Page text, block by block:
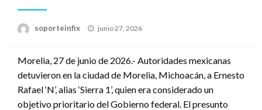
soporteinfix
Publicado
junio 27, 2026
Morelia, 27 de junio de 2026.- Autoridades mexicanas
detuvieron en la ciudad de Morelia, Michoacán, a Ernesto
Rafael ‘N’, alias ‘Sierra 1’, quien era considerado un
objetivo prioritario del Gobierno federal. El presunto